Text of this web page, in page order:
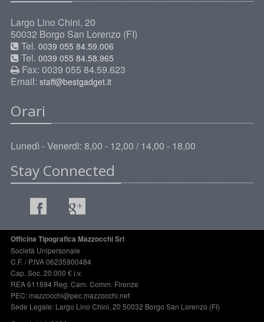
Largo Lino Chini, 20
50032 Borgo San Lorenzo (FI)
Tel. 0039 055 84.59.006
Tel. 0039 055 84.58.965
Fax: 0039 055 84.59.623
Email: staff@bestgadget.it
Orari
Lunedì - Venerdi: 8,00 - 12,00 / 14,00 - 18,00
Stay Connected
Officina Tipografica Mazzocchi Srl
Società Unipersonale
C.F. / P.IVA 06235900484
Cap. Soc. 20.000 € i.v.
REA 611694 Reg. Cam. Comm. Firenze
PEC: mazzocchi@pec.mazzocchi.net
Sede Legale: Largo Lino Chini, 20 50032 Borgo San Lorenzo (FI)